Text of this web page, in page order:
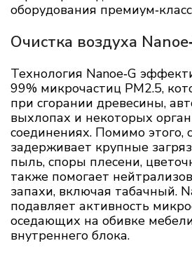
оборудования
Очистка воздуха
Технология Nanoe‑G
99% микрочастиц PM2.5,
при сгорании древесины,
выхлопах и некоторых
соединениях. Помимо этого,
задерживает крупные
пыль, споры плесени,
также помогает
запахи, включая табачный.
подавляет активность
оседающих на обивке
внутреннего блока.